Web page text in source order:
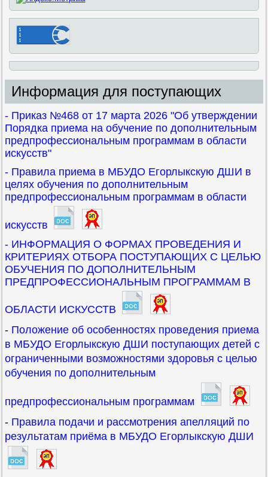
Информация для поступающих
- Приказ №468 от 17 марта 2026 "Об утверждении
Порядка приема на обучение по дополнительным
предпрофессиональным программам в области
искусств"
- Правила приема в МБУДО Егорлыкскую ДШИ в
целях обучения по дополнительным
предпрофессиональным программам в области
искусств
- ИНФОРМАЦИЯ О ФОРМАХ ПРОВЕДЕНИЯ И
КРИТЕРИЯХ ОТБОРА ПОСТУПАЮЩИХ С ЦЕЛЬЮ
ОБУЧЕНИЯ ПО ДОПОЛНИТЕЛЬНЫМ
ПРЕДПРОФЕССИОНАЛЬНЫМ ПРОГРАММАМ В
ОБЛАСТИ ИСКУССТВ
- Положение об особенностях проведения приема
в МБУДО Егорлыкскую ДШИ поступающих детей с
ограниченными возможностями здоровья с целью
обучения по дополнительным
предпрофессиональным программам
- Правила подачи и рассмотрения апелляций по
результатам приёма в МБУДО Егорлыкскую ДШИ